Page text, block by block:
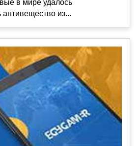
в мире удалось
антивещество из...